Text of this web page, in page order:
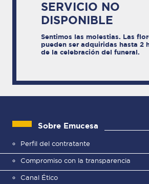
SERVICIO NO
DISPONIBLE
Sentimos las molestias. Las
pueden ser adquiridas hasta 2
de la celebración del funeral.
Sobre Emucesa
Perfil del contratante
Compromiso con la transparencia
Canal Ético